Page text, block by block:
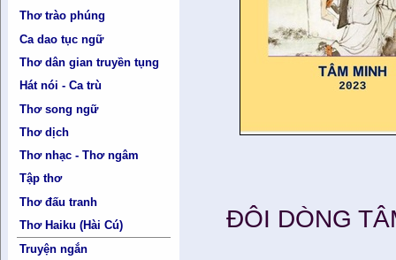
Thơ trào phúng
Ca dao tục ngữ
Thơ dân gian truyền tụng
Hát nói - Ca trù
Thơ song ngữ
Thơ dịch
Thơ nhạc - Thơ ngâm
Tập thơ
Thơ đấu tranh
Thơ Haiku (Hài Cú)
Truyện ngắn
ĐÔI DÒNG